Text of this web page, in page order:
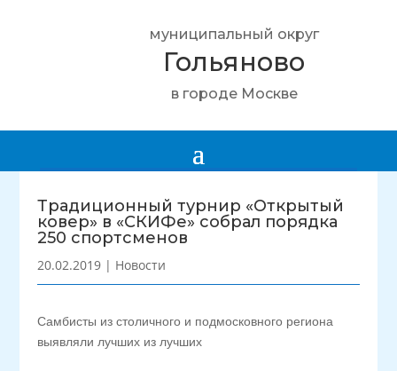
муниципальный округ
Гольяново
в городе Москве
Традиционный турнир «Открытый
ковер» в «СКИФе» собрал порядка
250 спортсменов
20.02.2019 | Новости
Самбисты из столичного и подмосковного региона
выявляли лучших из лучших